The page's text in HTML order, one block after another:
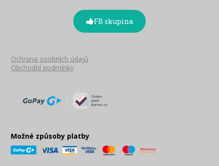
FB skupina
Ochrana osobních údajů
Obchodní podmínky
Možné způsoby platby